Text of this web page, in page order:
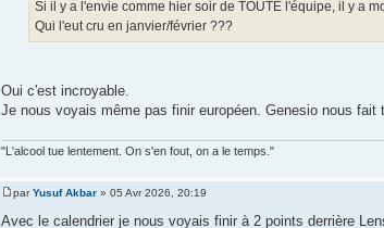
Si il y a l'envie comme hier soir de TOUTE l'équipe, il y a
Qui l'eut cru en janvier/février ???
Oui c'est incroyable.
Je nous voyais même pas finir européen. Genesio nous fait
"L'alcool tue lentement. On s'en fout, on a le temps."
parYusuf Akbar» 05 Avr 2026, 20:19
Avec le calendrier je nous voyais finir à 2 points derrière